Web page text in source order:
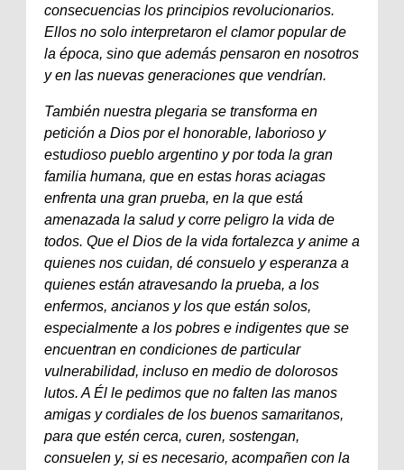
consecuencias los principios revolucionarios.
Ellos no solo interpretaron el clamor popular de
la época, sino que además pensaron en nosotros
y en las nuevas generaciones que vendrían.
También nuestra plegaria se transforma en
petición a Dios por el honorable, laborioso y
estudioso pueblo argentino y por toda la gran
familia humana, que en estas horas aciagas
enfrenta una gran prueba, en la que está
amenazada la salud y corre peligro la vida de
todos. Que el Dios de la vida fortalezca y anime a
quienes nos cuidan, dé consuelo y esperanza a
quienes están atravesando la prueba, a los
enfermos, ancianos y los que están solos,
especialmente a los pobres e indigentes que se
encuentran en condiciones de particular
vulnerabilidad, incluso en medio de dolorosos
lutos. A Él le pedimos que no falten las manos
amigas y cordiales de los buenos samaritanos,
para que estén cerca, curen, sostengan,
consuelen y, si es necesario, acompañen con la